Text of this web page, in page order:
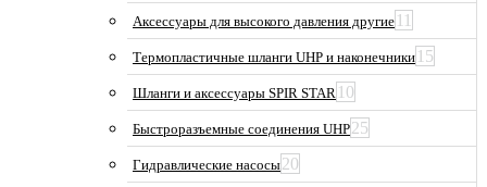
Аксессуары для высокого давления другие 11
Термопластичные шланги UHP и наконечники 15
Шланги и аксессуары SPIR STAR 10
Быстроразъемные соединения UHP25
Гидравлические насосы20